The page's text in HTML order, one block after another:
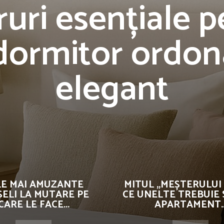
esențiale
elegant
MAI AMUZANTE
LA MUTARE PE
LE FACE...
MITUL „MEȘTERULUI
CE UNELTE TREBUIE